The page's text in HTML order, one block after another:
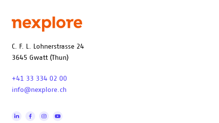
C. F. L. Lohnerstrasse 24
3645 Gwatt (Thun)
+41 33 334 02 00
info@nexplore.ch